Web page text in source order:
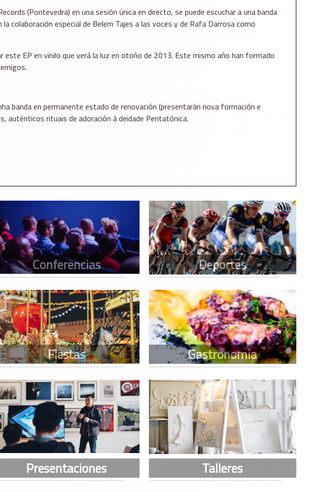
(Pontevedra) en una sesión única en directo, se puede escuchar a una banda
colaboración especial de Belem Tajes a las voces y de Rafa Darrosa como
EP en vinilo que verá la luz en otoño de 2013. Este mismo año han formado
banda en permanente estado de renovación (presentarán nova formación e
auténticos rituais de adoración á deidade Pentatónica.